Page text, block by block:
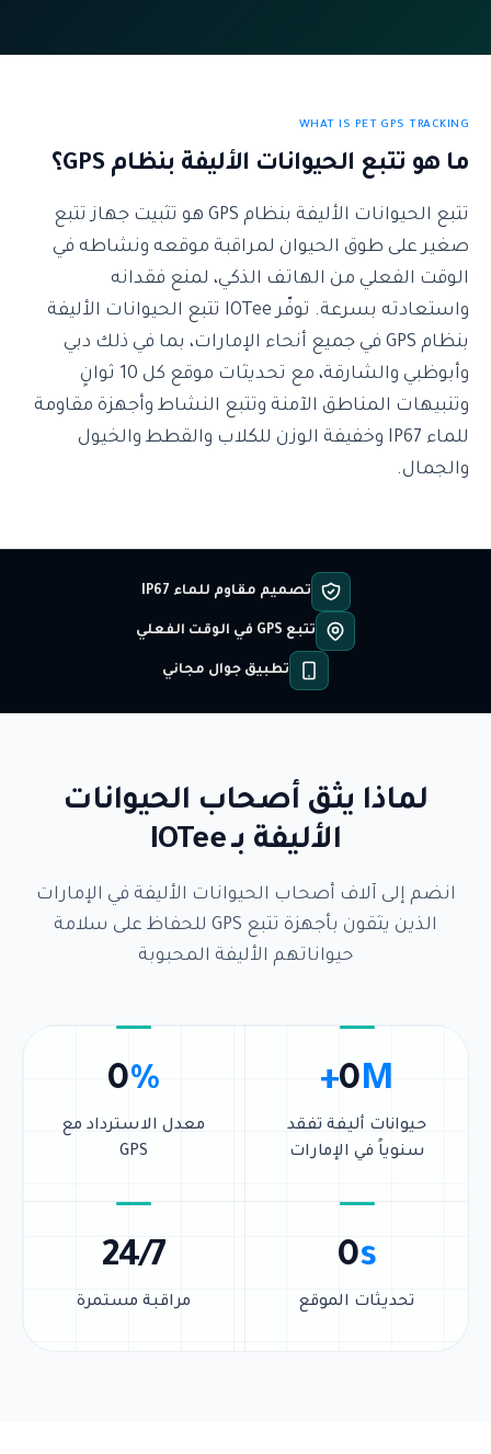
WHAT IS PET GPS TRACKING
ما هو تتبع الحيوانات الأليفة بنظام GPS؟
تتبع الحيوانات الأليفة بنظام GPS هو تثبيت جهاز تتبع
صغير على طوق الحيوان لمراقبة موقعه ونشاطه في
الوقت الفعلي من الهاتف الذكي، لمنع فقدانه
واستعادته بسرعة. توفّر IOTee تتبع الحيوانات الأليفة
بنظام GPS في جميع أنحاء الإمارات، بما في ذلك دبي
وأبوظبي والشارقة، مع تحديثات موقع كل 10 ثوانٍ
وتنبيهات المناطق الآمنة وتتبع النشاط وأجهزة مقاومة
للماء IP67 وخفيفة الوزن للكلاب والقطط والخيول
والجمال.
تصميم مقاوم للماء IP67
تتبع GPS في الوقت الفعلي
تطبيق جوال مجاني
لماذا يثق أصحاب الحيوانات
الأليفة بـ IOTee
انضم إلى آلاف أصحاب الحيوانات الأليفة في الإمارات
الذين يثقون بأجهزة تتبع GPS للحفاظ على سلامة
حيواناتهم الأليفة المحبوبة
0M+
حيوانات أليفة تفقد
سنوياً في الإمارات
0%
معدل الاسترداد مع
GPS
0s
تحديثات الموقع
24/7
مراقبة مستمرة